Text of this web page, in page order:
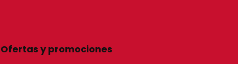
Ofertas y promociones